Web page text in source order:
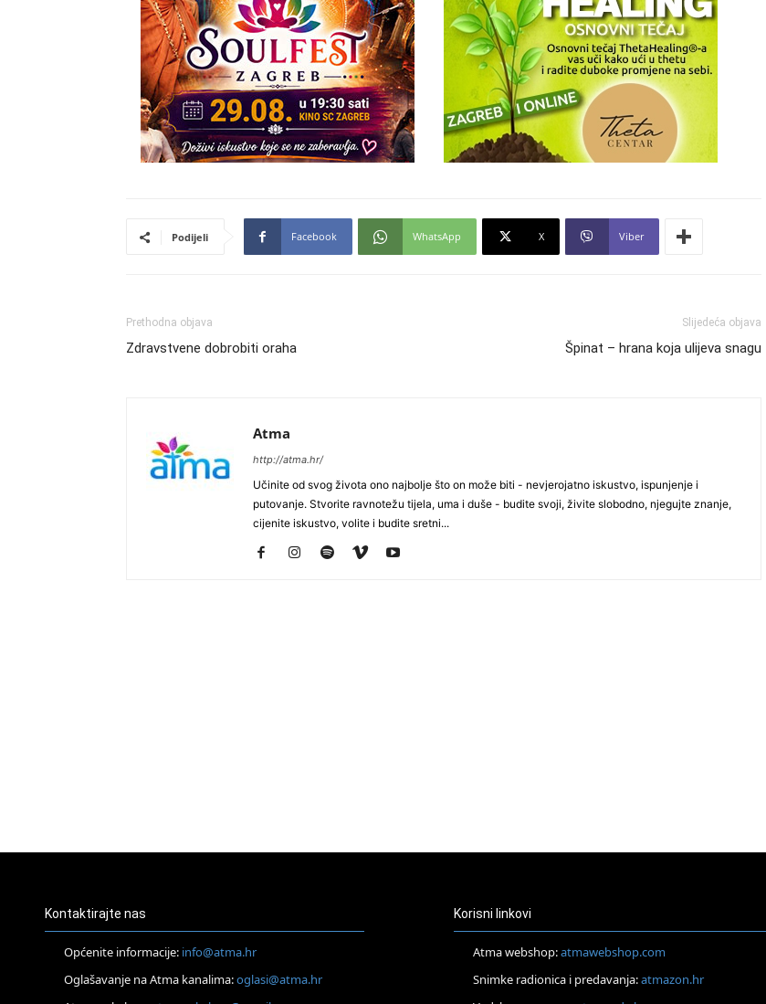
Podijeli Facebook WhatsApp X Viber
Prethodna objava
Zdravstvene dobrobiti oraha
Slijedeća objava
Špinat – hrana koja ulijeva snagu
Atma
http://atma.hr/
Učinite od svog života ono najbolje što on može biti - nevjerojatno iskustvo, ispunjenje i
putovanje. Stvorite ravnotežu tijela, uma i duše - budite svoji, živite slobodno, njegujte znanje,
cijenite iskustvo, volite i budite sretni...
Kontaktirajte nas
Općenite informacije: info@atma.hr
Oglašavanje na Atma kanalima:oglasi@atma.hr
Korisni linkovi
Atma webshop:atmawebshop.com
Snimke radionica i predavanja:atmazon.hr